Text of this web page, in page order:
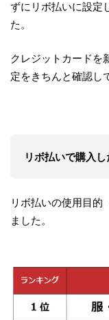
ずにリボ払いに設定
た。
クレジットカードを
定をきちんと確認し
リボ払いで購入
リボ払いの使用目的
ました。